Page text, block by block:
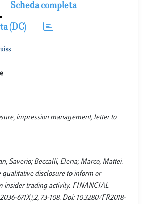
Scheda completa
(DC)
impression management, letter to
Saverio; Beccalli, Elena; Marco, Mattei.
qualitative disclosure to inform or
insider trading activity. FINANCIAL
671X),2, 73-108. Doi: 10.3280/FR2018-